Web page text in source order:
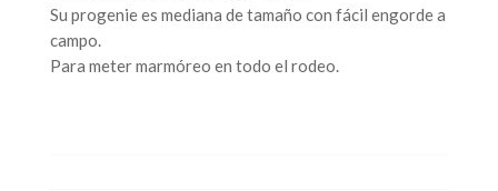
Su progenie es mediana de tamaño con fácil engorde a
campo.
Para meter marmóreo en todo el rodeo.